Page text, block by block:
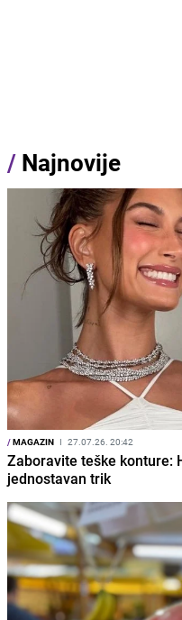
/ Najnovije
/MAGAZIN I 27.07.26. 20:42
Zaboravite teške konture:
jednostavan trik